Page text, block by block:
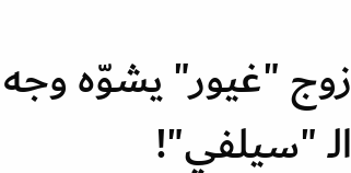
زوج "غيور" يشوّه
الـ "سيلفي"!